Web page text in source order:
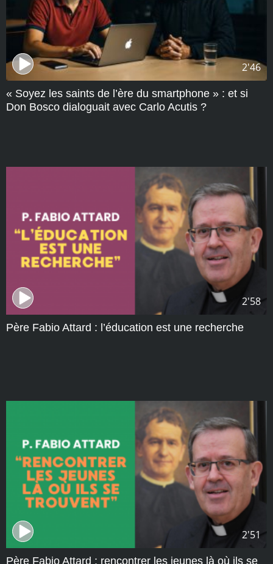
2'46
« Soyez les saints de l’ère du smartphone » : et si
Don Bosco dialoguait avec Carlo Acutis ?
2'58
Père Fabio Attard : l’éducation est une recherche
2'51
Père Fabio Attard : rencontrer les jeunes là où ils se